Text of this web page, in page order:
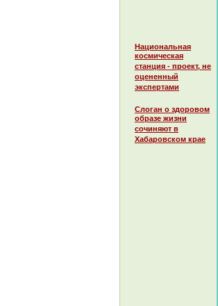
Национальная
космическая
станция - проект, не
оцененный
экспертами
Слоган о здоровом
образе жизни
сочиняют в
Хабаровском крае